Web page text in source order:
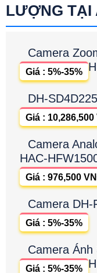
LƯỢNG TẠI
Camera
Giá : 5%-35%
DH-
Giá :
Camera
HAC-
Giá : 976,500
Camera
Giá : 5%-35%
Camera Ánh
Giá : 5%-35%